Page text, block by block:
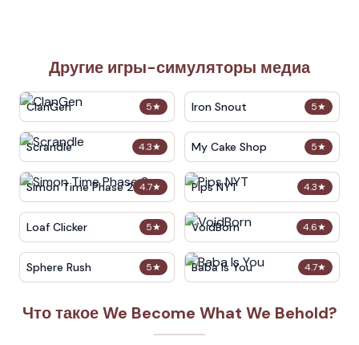
Другие игры-симуляторы медиа
5★
ClanGen 5★
Iron Snout
4.3★
Scrandle 5★
My Cake Shop
4.7★
Simon Time Phase 2 4.3★
Pips NYT
5★
Loaf Clicker 4.6★
VoidBorn
5★
Sphere Rush 4.7★
Baba Is You
Что такое We Become What We Behold?